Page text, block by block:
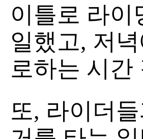
이틀로 라이
일했고, 저
로하는 시간
또, 라이더